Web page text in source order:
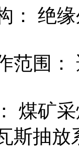
： 绝
范围：
煤矿
斯抽放